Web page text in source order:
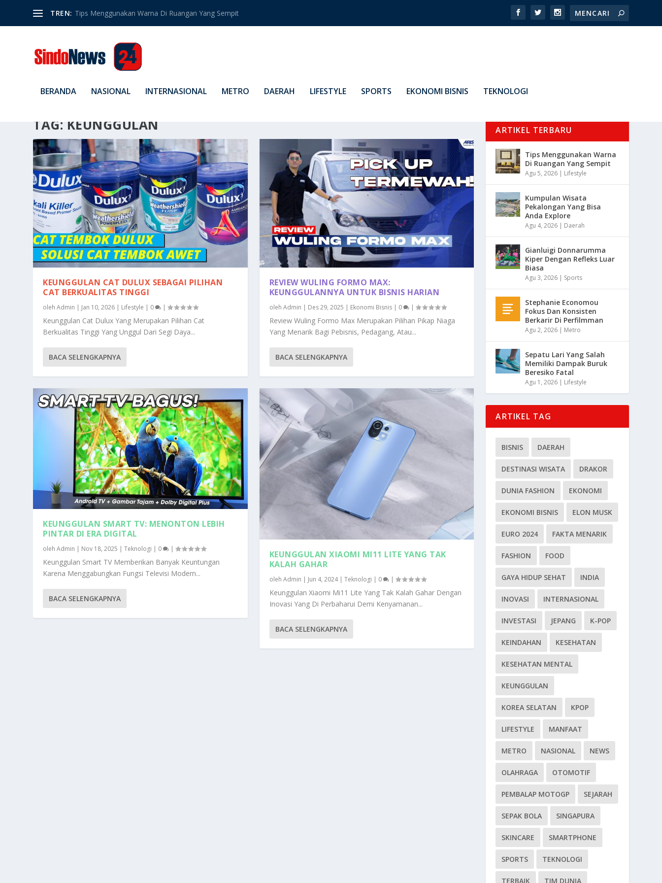
TREN: Tips Menggunakan Warna Di Ruangan Yang Sempit
BERANDA NASIONAL INTERNASIONAL METRO DAERAH LIFESTYLE SPORTS EKONOMI BISNIS TEKNOLOGI
TAG: KEUNGGULAN
KEUNGGULAN CAT DULUX SEBAGAI PILIHAN
CAT BERKUALITAS TINGGI
olehAdmin | Jan 10, 2026 | Lifestyle | 0 |
Keunggulan Cat Dulux Yang Merupakan Pilihan Cat
Berkualitas Tinggi Yang Unggul Dari Segi Daya...
BACA SELENGKAPNYA
KEUNGGULAN SMART TV: MENONTON LEBIH
PINTAR DI ERA DIGITAL
olehAdmin | Nov 18, 2025 |Teknologi | 0 |
Keunggulan Smart TV Memberikan Banyak Keuntungan
Karena Menggabungkan Fungsi Televisi Modern...
BACA SELENGKAPNYA
REVIEW WULING FORMO MAX:
KEUNGGULANNYA UNTUK BISNIS HARIAN
oleh Admin | Des 29, 2025 | Ekonomi Bisnis| 0 |
Review Wuling Formo Max Merupakan Pilihan Pikap Niaga
Yang Menarik Bagi Pebisnis, Pedagang, Atau...
BACA SELENGKAPNYA
KEUNGGULAN XIAOMI MI11 LITE YANG TAK
KALAH GAHAR
oleh Admin | Jun 4, 2024| Teknologi | 0 |
Keunggulan Xiaomi Mi11 Lite Yang Tak Kalah Gahar Dengan
Inovasi Yang Di Perbaharui Demi Kenyamanan...
BACA SELENGKAPNYA
ARTIKEL TERBARU
Tips Menggunakan Warna
Di Ruangan Yang Sempit
Agu 5, 2026 | Lifestyle
Kumpulan Wisata
Pekalongan Yang Bisa
Anda Explore
Agu 4, 2026 | Daerah
Gianluigi Donnarumma
Kiper Dengan Refleks Luar
Biasa
Agu 3, 2026 | Sports
Stephanie Economou
Fokus Dan Konsisten
Berkarir Di Perfilmman
Agu 2, 2026 | Metro
Sepatu Lari Yang Salah
Memiliki Dampak Buruk
Beresiko Fatal
Agu 1, 2026 | Lifestyle
ARTIKEL TAG
BISNIS DAERAH
DESTINASI WISATA DRAKOR
DUNIA FASHION EKONOMI
EKONOMI BISNIS ELON MUSK
EURO 2024 FAKTA MENARIK
FASHION FOOD
GAYA HIDUP SEHAT INDIA
INOVASI INTERNASIONAL
INVESTASI JEPANG K-POP
KEINDAHAN KESEHATAN
KESEHATAN MENTAL
KEUNGGULAN
KOREA SELATAN KPOP
LIFESTYLE MANFAAT
METRO NASIONAL NEWS
OLAHRAGA OTOMOTIF
PEMBALAP MOTOGP SEJARAH
SEPAK BOLA SINGAPURA
SKINCARE SMARTPHONE
SPORTS TEKNOLOGI
TERBAIK TIM DUNIA